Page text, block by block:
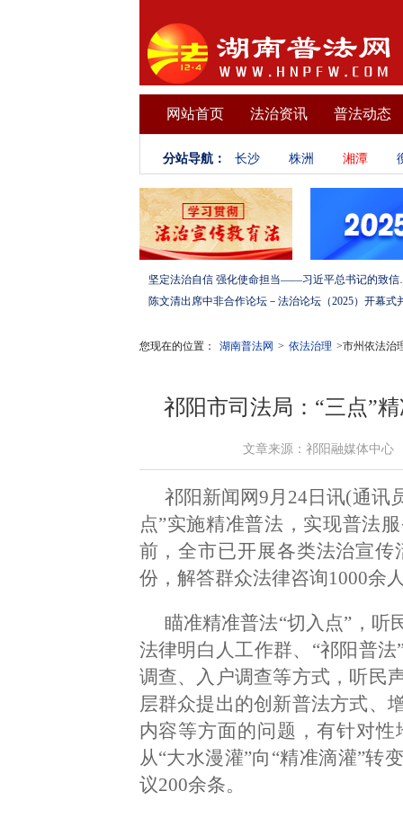
网站首页 法治资讯 普法动态
分站导航： 长沙 株洲 湘潭
坚定法治自信 强化使
您现在的位置： 湖南普法网 > 依法治理 >市州依法治
祁阳市司法局：“三点”
文章来源：祁阳融媒体中
祁阳新闻网9月24日讯(通讯
点”实施精准普法，实现普法
前，全市已开展各类法治宣传
份，解答群众法律咨询1000余
瞄准精准普法“切入点”，听
法律明白人工作群、“祁阳普
调查、入户调查等方式，听民
层群众提出的创新普法方式、
内容等方面的问题，有针对
从“大水漫灌”向“精准滴灌”转
议200余条。